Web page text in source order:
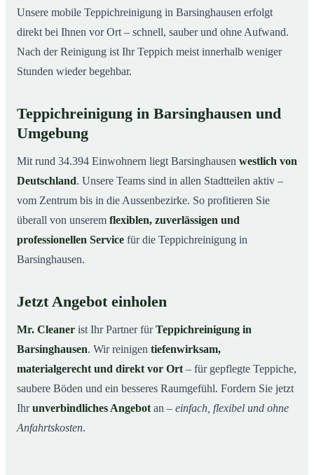
Unsere mobile Teppichreinigung in Barsinghausen erfolgt
direkt bei Ihnen vor Ort – schnell, sauber und ohne Aufwand.
Nach der Reinigung ist Ihr Teppich meist innerhalb weniger
Stunden wieder begehbar.
Teppichreinigung in Barsinghausen und
Umgebung
Mit rund 34.394 Einwohnern liegt Barsinghausen westlich von
Deutschland. Unsere Teams sind in allen Stadtteilen aktiv –
vom Zentrum bis in die Aussenbezirke. So profitieren Sie
überall von unserem flexiblen, zuverlässigen und
professionellen Service für die Teppichreinigung in
Barsinghausen.
Jetzt Angebot einholen
Mr. Cleaner ist Ihr Partner fürTeppichreinigung in
Barsinghausen. Wir reinigen tiefenwirksam,
materialgerecht und direkt vor Ort – für gepflegte Teppiche,
saubere Böden und ein besseres Raumgefühl. Fordern Sie jetzt
Ihrunverbindliches Angebot an – einfach, flexibel und ohne
Anfahrtskosten.